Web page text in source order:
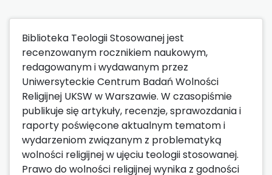
Biblioteka Teologii Stosowanej jest
recenzowanym rocznikiem naukowym,
redagowanym i wydawanym przez
Uniwersyteckie Centrum Badań Wolności
Religijnej UKSW w Warszawie. W czasopiśmie
publikuje się artykuły, recenzje, sprawozdania i
raporty poświęcone aktualnym tematom i
wydarzeniom związanym z problematyką
wolności religijnej w ujęciu teologii stosowanej.
Prawo do wolności religijnej wynika z godności